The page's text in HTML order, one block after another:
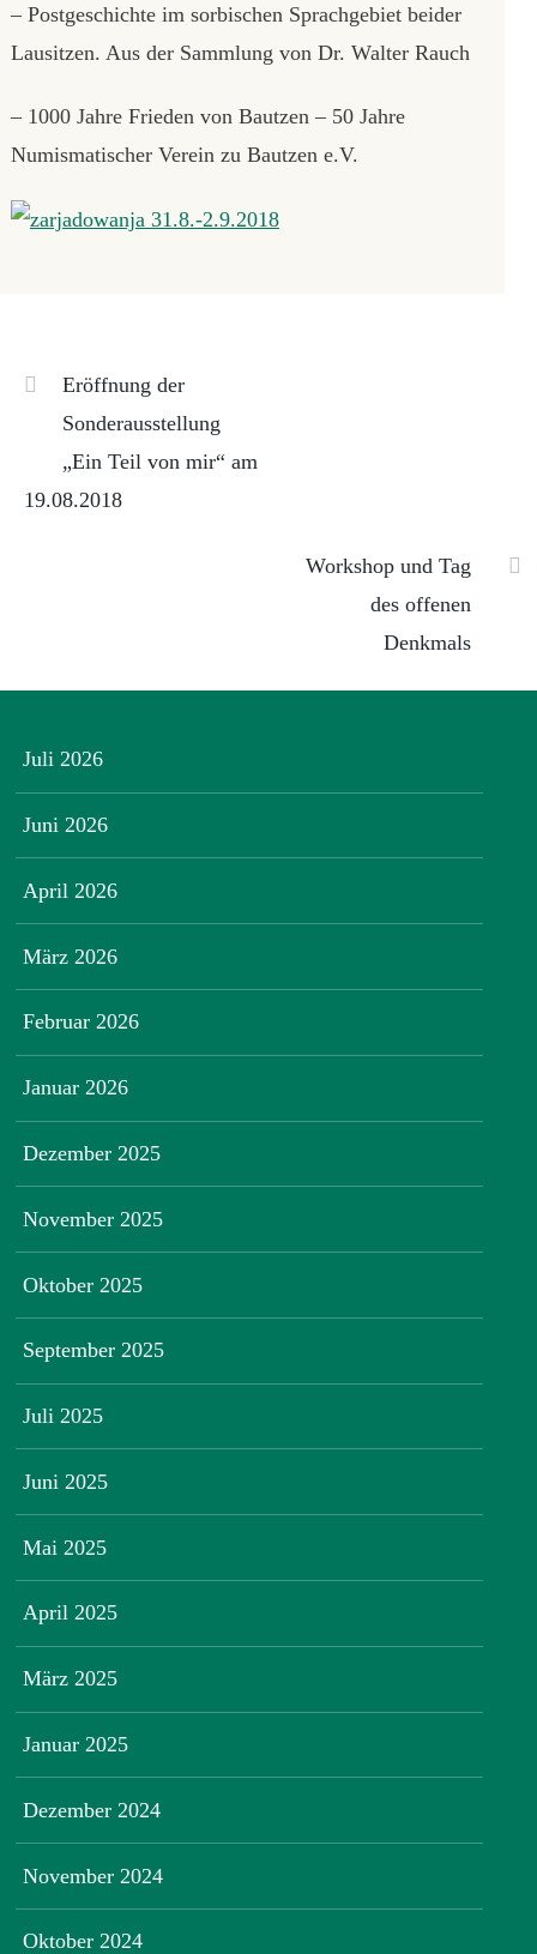
– Postgeschichte im sorbischen Sprachgebiet beider
Lausitzen. Aus der Sammlung von Dr. Walter Rauch
– 1000 Jahre Frieden von Bautzen – 50 Jahre
Numismatischer Verein zu Bautzen e.V.
Eröffnung der
Sonderausstellung
„Ein Teil von mir“ am
19.08.2018
Workshop und Tag
des offenen
Denkmals
Juli 2026
Juni 2026
April 2026
März 2026
Februar 2026
Januar 2026
Dezember 2025
November 2025
Oktober 2025
September 2025
Juli 2025
Juni 2025
Mai 2025
April 2025
März 2025
Januar 2025
Dezember 2024
November 2024
Oktober 2024